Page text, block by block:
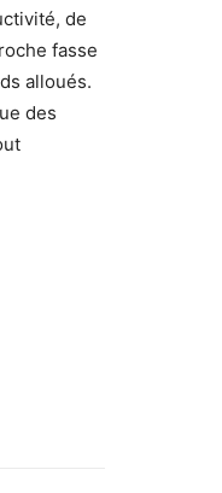
de
fasse
alloués.
des